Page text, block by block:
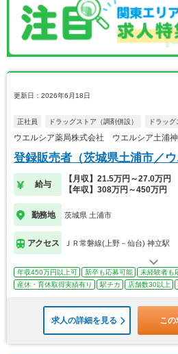
更新日：2026年6月18日
正社員 ドラッグストア（調剤併設） ドラッ
ウエルシア薬局株式会社 ウエルシア土浦
登録販売者（茨城県土浦市／ウ
給与
【月収】21.5万円～27.0万円
【年収】308万円～450万円
勤務地 茨城県 土浦市
アクセス ＪＲ常磐線(上野－仙台) 神立駅
年収450万円以上可 新卒も応募可能 未経験者も
産休・育休取得実績有り
駅チカ 店舗数30以上
求人の詳細を見る この